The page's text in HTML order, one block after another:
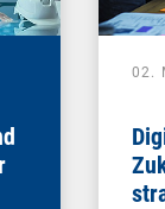
02.